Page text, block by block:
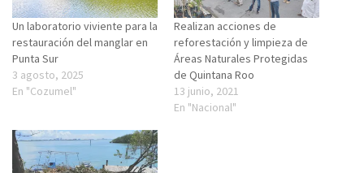
Un laboratorio viviente para la
restauración del manglar en
Punta Sur
3 agosto, 2025
En "Cozumel"
Realizan acciones de
reforestación y limpieza de
Áreas Naturales Protegidas
de Quintana Roo
13 junio, 2021
En "Nacional"